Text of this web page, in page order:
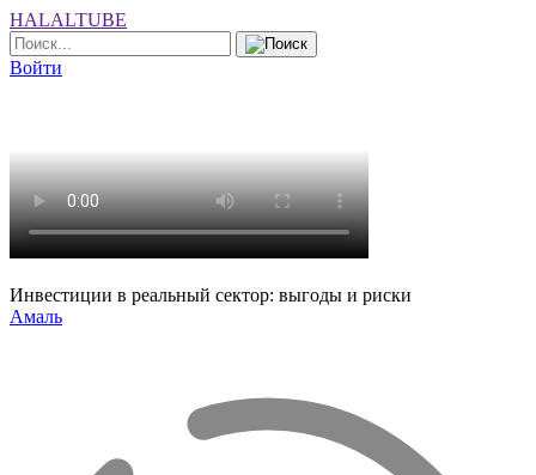
HALALTUBE
Войти
Инвестиции в реальный сектор: выгоды и риски
Амаль